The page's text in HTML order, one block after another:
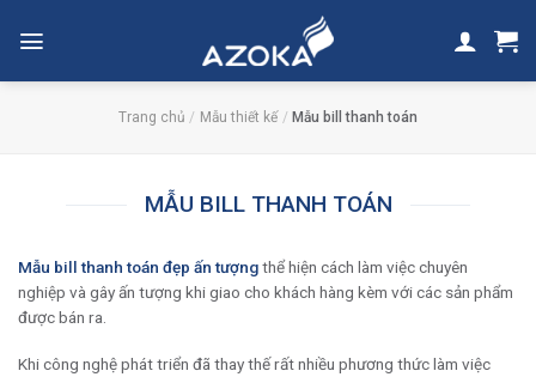
Trang chủ / Mẫu thiết kế / Mẫu bill thanh toán
MẪU BILL THANH TOÁN
Mẫu bill thanh toán đẹp ấn tượngthể hiện cách làm việc chuyên
nghiệp và gây ấn tượng khi giao cho khách hàng kèm với các sản phẩm
được bán ra.
Khi công nghệ phát triển đã thay thế rất nhiều phương thức làm việc